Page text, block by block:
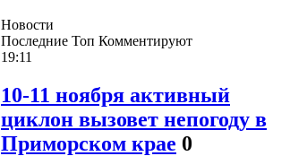
Новости
Последние Топ Комментируют
19:11
10-11 ноября активный
циклон вызовет непогоду в
Приморском крае 0